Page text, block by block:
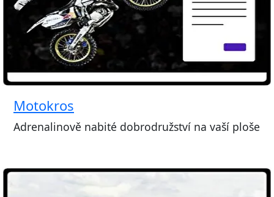
Motokros
Adrenalinově nabité dobrodružství na vaší ploše